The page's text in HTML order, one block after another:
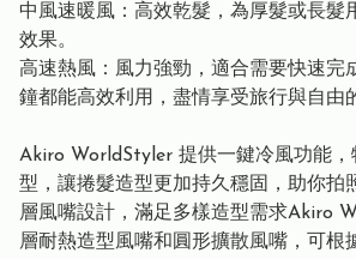
中⾵速暖⾵：⾼效乾髮，為厚髮或⻑髮
效果。
⾼速熱⾵：⾵⼒強勁，適合需要快速完
鐘都能⾼效利⽤，盡情享受旅⾏與⾃由
Akiro WorldStyler 提供⼀鍵冷⾵功能，
型，讓捲髮造型更加持久穩固，助你拍
層⾵嘴設計，滿⾜多樣造型需求Akiro
層耐熱造型⾵嘴和圓形擴散⾵嘴，可根